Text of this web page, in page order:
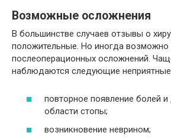
Возможные осложнения
В большинстве случаев отзывы о
положительные. Но иногда возможно
послеоперационных осложнений.
наблюдаются следующие неприятные
повторное появление болей
области стопы;
возникновение неврином;